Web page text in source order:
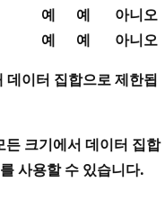
예 예
아니오
예 예 아니오
데이터 집합으로 제한됩
크기에서 데이터 집합
사용할 수 있습니다.